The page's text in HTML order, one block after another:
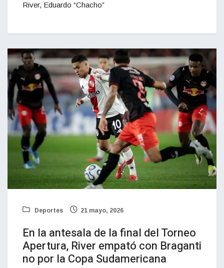
River, Eduardo “Chacho”
Deportes 21 mayo, 2026
En la antesala de la final del Torneo
Apertura, River empató con Braganti
no por la Copa Sudamericana